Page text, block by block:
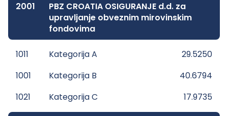
2001
PBZ CROATIA OSIGURANJE d.d. za
upravljanje obveznim mirovinskim
fondovima
1011 Kategorija A
29.5250
1001
Kategorija B
40.6794
1021
Kategorija C 17.9735